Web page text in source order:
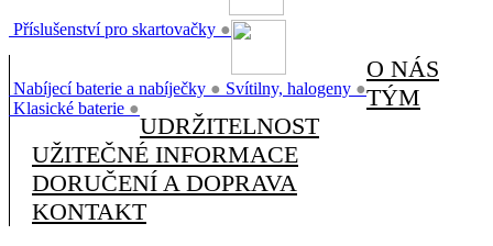
Příslušenství pro skartovačky ●
Nabíjecí baterie a nabíječky ● Svítilny, halogeny ●
Klasické baterie ●
O NÁS
TÝM
UDRŽITELNOST
UŽITEČNÉ INFORMACE
DORUČENÍ A DOPRAVA
KONTAKT